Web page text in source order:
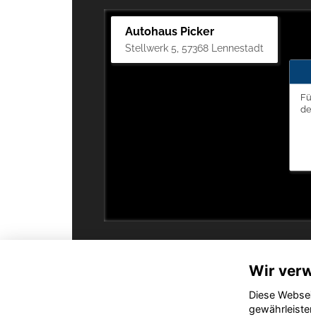
Autohaus Picker
Stellwerk 5, 57368 Lennestadt
Wir
Diese